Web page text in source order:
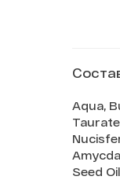
Aqua,
Seed